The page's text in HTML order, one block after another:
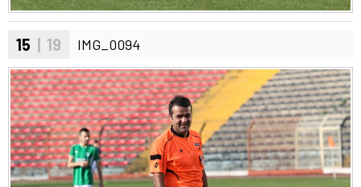
15 | 19 IMG_0094